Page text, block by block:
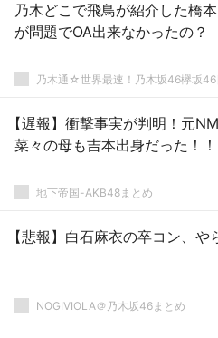
乃木どこで飛鳥が紹介した橋
が問題でOA出来なかったの？
【遅報】衝撃事実が判明！元
菜々の母も吉本出身だった！！
地下帝国-AKB48まとめ
【悲報】白石麻衣の卒コン、や
NOGIVIOLA＠乃木坂46まとめ